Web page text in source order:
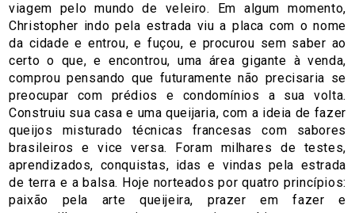
viagem pelo mundo de veleiro. Em algum momento,
Christopher indo pela estrada viu a placa com o nome
da cidade e entrou, e fuçou, e procurou sem saber ao
certo o que, e encontrou, uma área gigante à venda,
comprou pensando que futuramente não precisaria se
preocupar com prédios e condomínios a sua volta.
Construiu sua casa e uma queijaria, com a ideia de fazer
queijos misturado técnicas francesas com sabores
brasileiros e vice versa. Foram milhares de testes,
aprendizados, conquistas, idas e vindas pela estrada
de terra e a balsa. Hoje norteados por quatro princípios:
paixão pela arte queijeira, prazer em fazer e